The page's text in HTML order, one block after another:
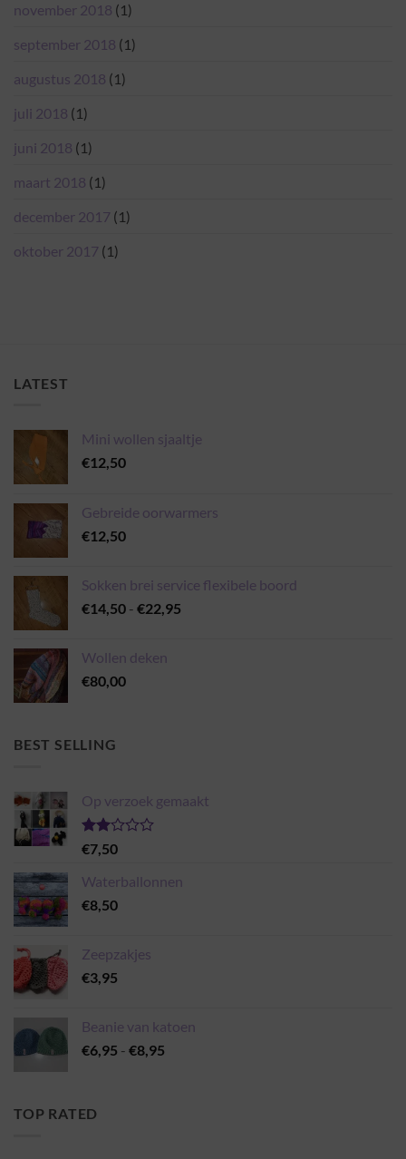
november 2018 (1)
september 2018 (1)
augustus 2018 (1)
juli 2018 (1)
juni 2018 (1)
maart 2018 (1)
december 2017 (1)
oktober 2017 (1)
LATEST
Mini wollen sjaaltje
€12,50
Gebreide oorwarmers
€12,50
Sokken brei service flexibele boord
€14,50 - €22,95
Wollen deken
€80,00
BEST SELLING
Op verzoek gemaakt
Gewaardeerd
2.00
uit 5
€7,50
Waterballonnen
€8,50
Zeepzakjes
€3,95
Beanie van katoen
€6,95 - €8,95
TOP RATED